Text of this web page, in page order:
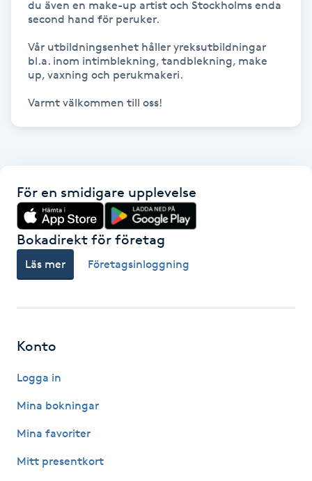
IPL hårborttagning
Japansk massage
K
Keratinbehandling
Kinesiologi
du även en make-up artist och Stockholms enda
second hand för peruker.
Vår utbildningsenhet håller yreksutbildningar
bl.a. inom intimblekning, tandblekning, make
up, vaxning och perukmakeri.
Varmt välkommen till oss!
För en smidigare upplevelse
Bokadirekt för företag
Läs mer Företagsinloggning
Konto
Logga in
Mina bokningar
Mina favoriter
Mitt presentkort